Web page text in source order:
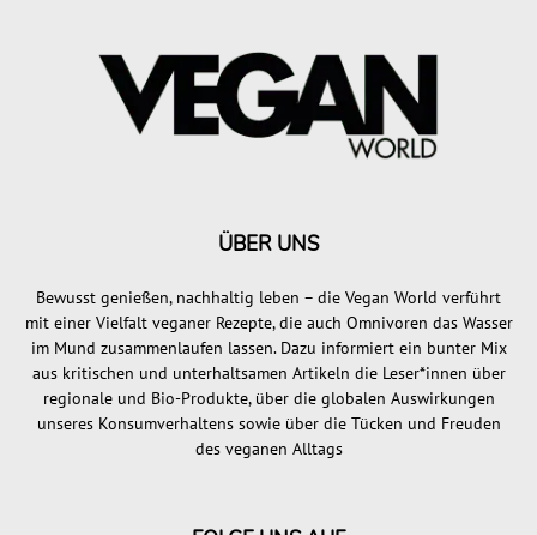
ÜBER UNS
Bewusst genießen, nachhaltig leben – die Vegan World verführt
mit einer Vielfalt veganer Rezepte, die auch Omnivoren das Wasser
im Mund zusammenlaufen lassen. Dazu informiert ein bunter Mix
aus kritischen und unterhaltsamen Artikeln die Leser*innen über
regionale und Bio-Produkte, über die globalen Auswirkungen
unseres Konsumverhaltens sowie über die Tücken und Freuden
des veganen Alltags